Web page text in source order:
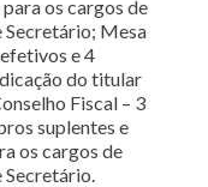
os cargos de
Secretário; Mesa
e 4
do titular
Fiscal – 3
suplentes e
os cargos de
Secretário.